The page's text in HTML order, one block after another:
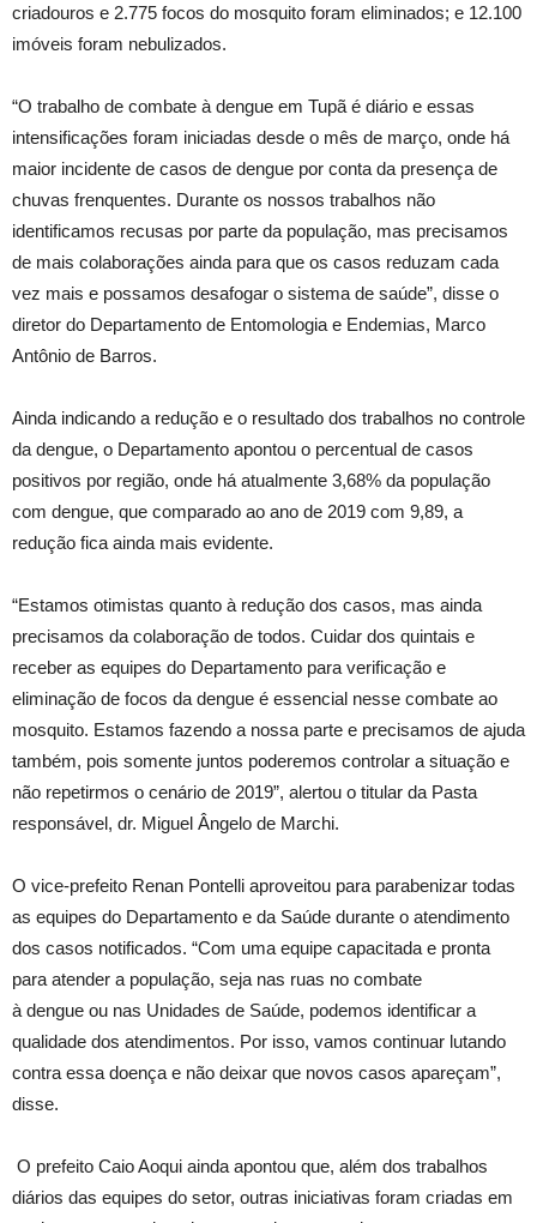
criadouros e 2.775 focos do mosquito foram eliminados; e 12.100
imóveis foram nebulizados.
“O trabalho de combate à dengue em Tupã é diário e essas
intensificações foram iniciadas desde o mês de março, onde há
maior incidente de casos de dengue por conta da presença de
chuvas frenquentes. Durante os nossos trabalhos não
identificamos recusas por parte da população, mas precisamos
de mais colaborações ainda para que os casos reduzam cada
vez mais e possamos desafogar o sistema de saúde”, disse o
diretor do Departamento de Entomologia e Endemias, Marco
Antônio de Barros.
Ainda indicando a redução e o resultado dos trabalhos no controle
da dengue, o Departamento apontou o percentual de casos
positivos por região, onde há atualmente 3,68% da população
com dengue, que comparado ao ano de 2019 com 9,89, a
redução fica ainda mais evidente.
“Estamos otimistas quanto à redução dos casos, mas ainda
precisamos da colaboração de todos. Cuidar dos quintais e
receber as equipes do Departamento para verificação e
eliminação de focos da dengue é essencial nesse combate ao
mosquito. Estamos fazendo a nossa parte e precisamos de ajuda
também, pois somente juntos poderemos controlar a situação e
não repetirmos o cenário de 2019”, alertou o titular da Pasta
responsável, dr. Miguel Ângelo de Marchi.
O vice-prefeito Renan Pontelli aproveitou para parabenizar todas
as equipes do Departamento e da Saúde durante o atendimento
dos casos notificados. “Com uma equipe capacitada e pronta
para atender a população, seja nas ruas no combate
à dengue ou nas Unidades de Saúde, podemos identificar a
qualidade dos atendimentos. Por isso, vamos continuar lutando
contra essa doença e não deixar que novos casos apareçam”,
disse.
O prefeito Caio Aoqui ainda apontou que, além dos trabalhos
diários das equipes do setor, outras iniciativas foram criadas em